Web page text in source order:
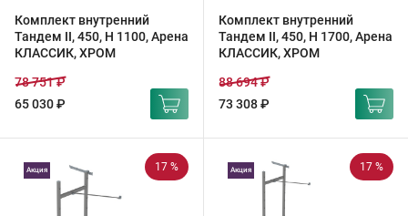
Комплект внутренний
Тандем II, 450, H 1100, Арена
КЛАССИК, ХРОМ
65 030 ₽
78 751 ₽
Комплект внутренний
Тандем II, 450, H 1700, Арена
КЛАССИК, ХРОМ
73 308 ₽
88 694 ₽
17 %
Акция 17 %
Акция